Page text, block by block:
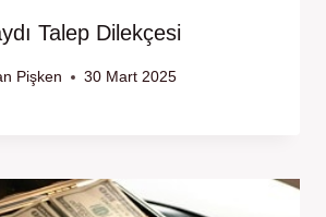
Talep Dilekçesi
Pişken 30 Mart 2025